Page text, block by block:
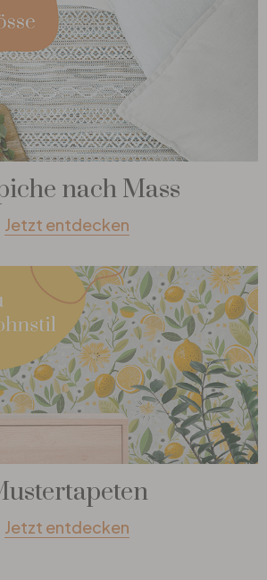
nach Mass
Jetzt entdecken
Jetzt entdecken